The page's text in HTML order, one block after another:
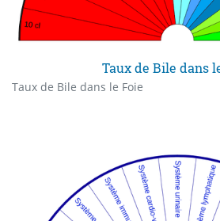
Taux de Bile dans
Taux de Bile dans le Foie